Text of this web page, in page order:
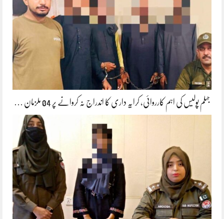
جہلم پولیس کی اہم کارروائی، کرایہ داری کا اندراج نہ کروانے پر 04 ملزمان …